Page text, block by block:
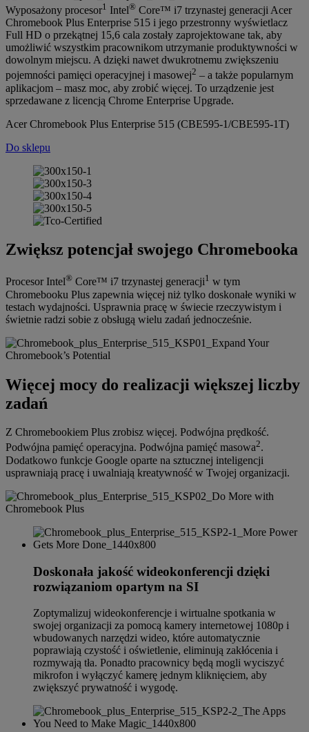
Wyposażony procesor1 Intel® Core™ i7 trzynastej generacji Acer
Chromebook Plus Enterprise 515 i jego przestronny wyświetlacz
Full HD o przekątnej 15,6 cala zostały zaprojektowane tak, aby
umożliwić wszystkim pracownikom utrzymanie produktywności w
dowolnym miejscu. A dzięki nawet dwukrotnemu zwiększeniu
pojemności pamięci operacyjnej i masowej2 – a także popularnym
aplikacjom – masz moc, aby zrobić więcej. To urządzenie jest
sprzedawane z licencją Chrome Enterprise Upgrade.
Acer Chromebook Plus Enterprise 515 (CBE595-1/CBE595-1T)
Do sklepu
Zwiększ potencjał swojego Chromebooka
Procesor Intel® Core™ i7 trzynastej generacji1 w tym
Chromebooku Plus zapewnia więcej niż tylko doskonałe wyniki w
testach wydajności. Usprawnia pracę w świecie rzeczywistym i
świetnie radzi sobie z obsługą wielu zadań jednocześnie.
Więcej mocy do realizacji większej liczby
zadań
Z Chromebookiem Plus zrobisz więcej. Podwójna prędkość.
Podwójna pamięć operacyjna. Podwójna pamięć masowa2.
Dodatkowo funkcje Google oparte na sztucznej inteligencji
usprawniają pracę i uwalniają kreatywność w Twojej organizacji.
Doskonała jakość wideokonferencji dzięki
rozwiązaniom opartym na SI
Zoptymalizuj wideokonferencje i wirtualne spotkania w
swojej organizacji za pomocą kamery internetowej 1080p i
wbudowanych narzędzi wideo, które automatycznie
poprawiają czystość i oświetlenie, eliminują zakłócenia i
rozmywają tła. Ponadto pracownicy będą mogli wyciszyć
mikrofon i wyłączyć kamerę jednym kliknięciem, aby
zwiększyć prywatność i wygodę.